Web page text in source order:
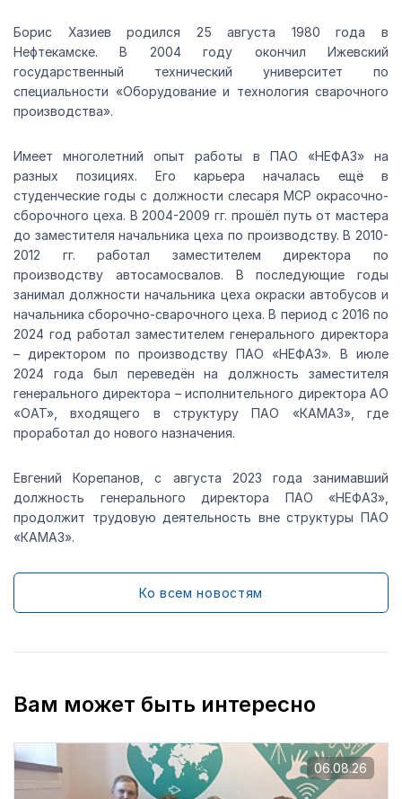
Борис Хазиев родился 25 августа 1980 года в
Нефтекамске. В 2004 году окончил Ижевский
государственный технический университет по
специальности «Оборудование и технология сварочного
производства».
Имеет многолетний опыт работы в ПАО «НЕФАЗ» на
разных позициях. Его карьера началась ещё в
студенческие годы с должности слесаря МСР окрасочно-
сборочного цеха. В 2004-2009 гг. прошёл путь от мастера
до заместителя начальника цеха по производству. В 2010-
2012 гг. работал заместителем директора по
производству автосамосвалов. В последующие годы
занимал должности начальника цеха окраски автобусов и
начальника сборочно-сварочного цеха. В период с 2016 по
2024 год работал заместителем генерального директора
– директором по производству ПАО «НЕФАЗ». В июле
2024 года был переведён на должность заместителя
генерального директора – исполнительного директора АО
«ОАТ», входящего в структуру ПАО «КАМАЗ», где
проработал до нового назначения.
Евгений Корепанов, с августа 2023 года занимавший
должность генерального директора ПАО «НЕФАЗ»,
продолжит трудовую деятельность вне структуры ПАО
«КАМАЗ».
Ко всем новостям
Вам может быть интересно
06.08.26